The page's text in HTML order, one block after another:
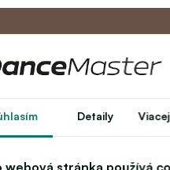
Detaily
webová stránka používá
Môj účet
História